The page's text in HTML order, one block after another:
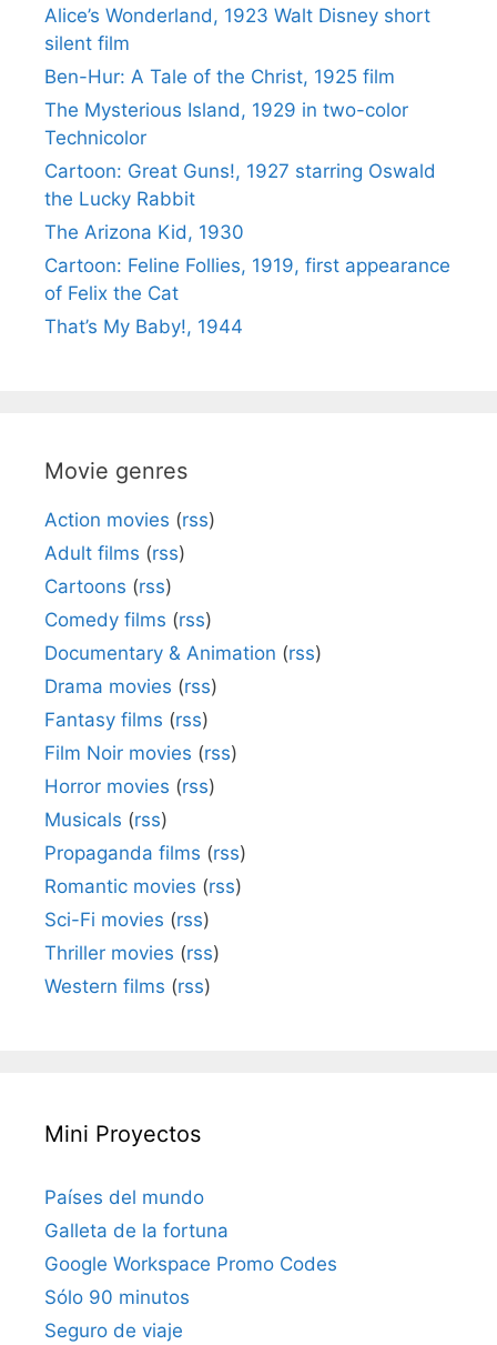
Alice’s Wonderland, 1923 Walt Disney short
silent film
Ben-Hur: A Tale of the Christ, 1925 film
The Mysterious Island, 1929 in two-color
Technicolor
Cartoon: Great Guns!, 1927 starring Oswald
the Lucky Rabbit
The Arizona Kid, 1930
Cartoon: Feline Follies, 1919, first appearance
of Felix the Cat
That’s My Baby!, 1944
Movie genres
Action movies (rss)
Adult films (rss)
Cartoons (rss)
Comedy films (rss)
Documentary & Animation (rss)
Drama movies (rss)
Fantasy films (rss)
Film Noir movies (rss)
Horror movies (rss)
Musicals (rss)
Propaganda films (rss)
Romantic movies (rss)
Sci-Fi movies (rss)
Thriller movies (rss)
Western films (rss)
Mini Proyectos
Países del mundo
Galleta de la fortuna
Google Workspace Promo Codes
Sólo 90 minutos
Seguro de viaje